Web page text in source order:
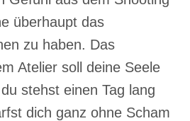
überhaupt das
zu haben. Das
Atelier soll deine Seele
stehst einen Tag lang
dich ganz ohne Scham